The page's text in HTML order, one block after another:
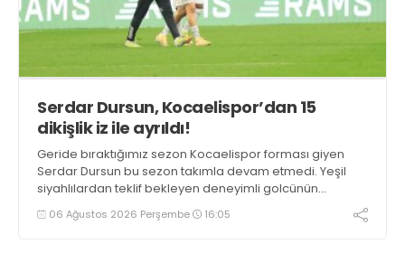
Serdar Dursun, Kocaelispor’dan 15
dikişlik iz ile ayrıldı!
Geride bıraktığımız sezon Kocaelispor forması giyen
Serdar Dursun bu sezon takımla devam etmedi. Yeşil
siyahlılardan teklif bekleyen deneyimli golcünün
Gaziantep FK ile söz kesecek.
06 Ağustos 2026 Perşembe 16:05